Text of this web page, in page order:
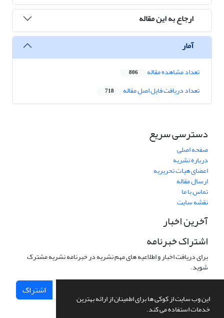
این وب سایت از کوکی ها برای اطمینان از ارائه بهترین
خدمات استفاده می کند.
ارجاع به این مقاله
آمار
تعداد مشاهده مقاله 806
تعداد دریافت فایل اصل مقاله 718
دسترسی سریع
صفحه اصلی
درباره نشریه
اعضای هیات تحریریه
ارسال مقاله
تماس با ما
نقشه سایت
آخرین اخبار
اشتراک خبرنامه
برای دریافت اخبار و اطلاعیه های مهم نشریه در خبرنامه نشریه مشترک
شوید.
اشتراک